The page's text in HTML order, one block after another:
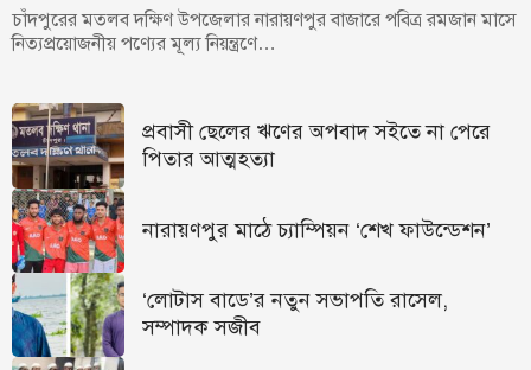
চাঁদপুরের মতলব দক্ষিণ উপজেলার নারায়ণপুর বাজারে পবিত্র রমজান মাসে
নিত্যপ্রয়োজনীয় পণ্যের মূল্য নিয়ন্ত্রণে…
প্রবাসী ছেলের ঋণের অপবাদ সইতে না পেরে
পিতার আত্মহত্যা
নারায়ণপুর মাঠে চ্যাম্পিয়ন ‘শেখ ফাউন্ডেশন’
‘লোটাস বাডে’র নতুন সভাপতি রাসেল,
সম্পাদক সজীব